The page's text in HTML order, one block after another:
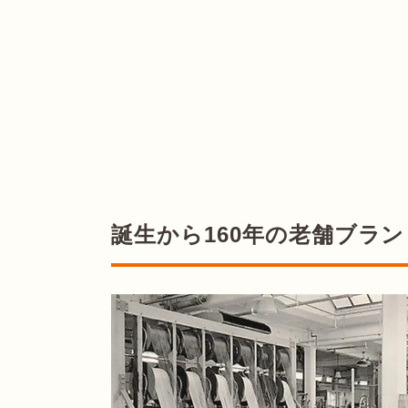
誕生から160年の老舗ブラ